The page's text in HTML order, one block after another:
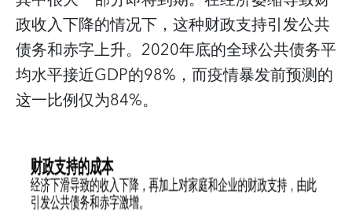
政收入下降的情况下，这种财政支持引发公共
债务和赤字上升。2020年底的全球公共债务平
均水平接近GDP的98%，而疫情暴发前预测的
这一比例仅为84%。